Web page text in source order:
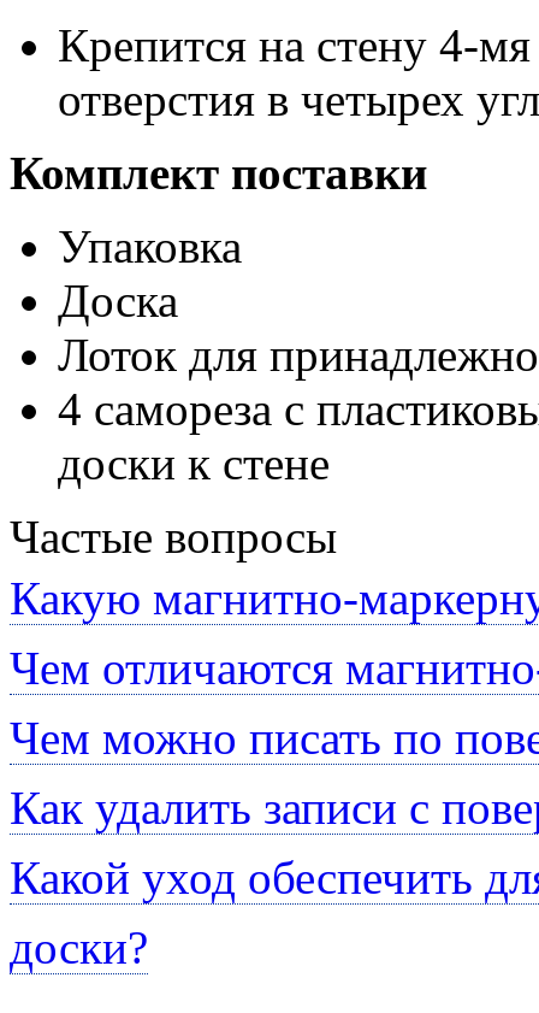
Крепится на стену 4-
отверстия в четырех
Комплект поставки
Упаковка
Доска
Лоток для
4 самореза с
доски к стене
Частые вопросы
Какую магнитно-
Чем отличаются
Чем можно писать по
Как удалить записи с
Какой уход обеспечить
доски?